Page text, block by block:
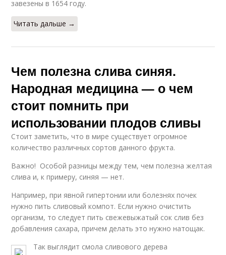
завезены в 1654 году.
Читать дальше →
Чем полезна слива синяя.
Народная медицина — о чем
стоит помнить при
использовании плодов сливы
Стоит заметить, что в мире существует огромное
количество различных сортов данного фрукта.
Важно! Особой разницы между тем, чем полезна желтая
слива и, к примеру, синяя — нет.
Например, при явной гипертонии или болезнях почек
нужно пить сливовый компот. Если нужно очистить
организм, то следует пить свежевыжатый сок слив без
добавления сахара, причем делать это нужно натощак.
Так выглядит смола сливового дерева